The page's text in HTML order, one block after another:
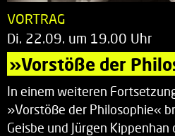
VORTRAG
Di. 22.09. um 19.00 Uhr
»Vorstöße der
In einem weiteren
»Vorstöße der Philosophie«
Geisbe und Jürgen